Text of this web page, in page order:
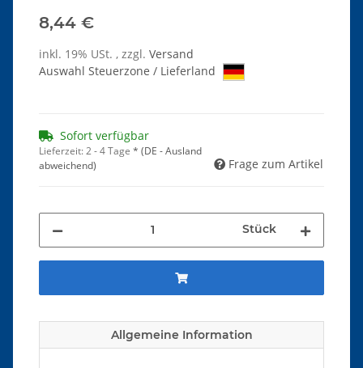
8,44 €
inkl. 19% USt. , zzgl. Versand
Auswahl Steuerzone / Lieferland
Sofort verfügbar
Lieferzeit:2 - 4 Tage * (DE - Ausland
abweichend)
Frage zum Artikel
Stück
Allgemeine Information